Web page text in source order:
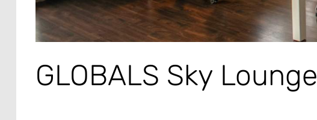
GLOBALS Sky Lounge